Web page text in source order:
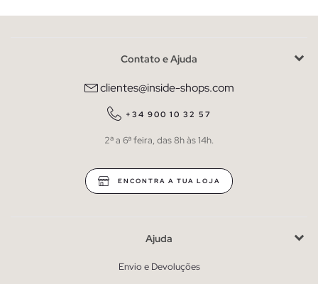
Contato e Ajuda
clientes@inside-shops.com
+34 900 10 32 57
2ª a 6ª feira, das 8h às 14h.
ENCONTRA A TUA LOJA
Ajuda
Envio e Devoluções